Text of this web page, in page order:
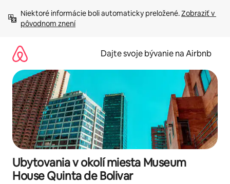
obsah.
Niektoré informácie boli automaticky preložené. Zobraziť v
pôvodnom znení
Dajte svoje bývanie na Airbnb
Ubytovania v okolí miesta Museum
House Quinta de Bolivar